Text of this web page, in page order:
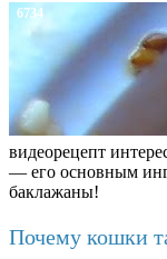
6734
видеорецепт
— его основным
баклажаны!
Почему кошки